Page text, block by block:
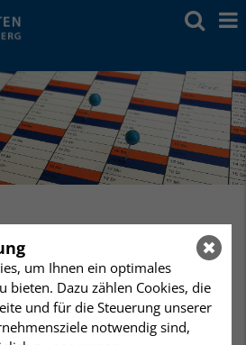
Avanti Comuna Kanti
Zentrum Stuttgart
um Ihnen ein optimales
bieten. Dazu zählen Cookies, die
und für die Steuerung unserer
notwendig sind,